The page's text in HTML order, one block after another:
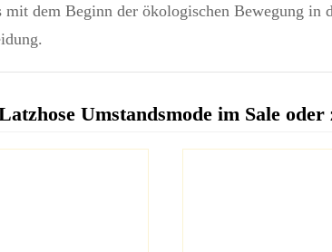
mit dem Beginn der ökologischen Bewegung in
Umstandsmode im Sale oder